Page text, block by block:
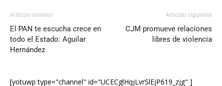
Artículo anterior
El PAN te escucha crece en
todo el Estado: Aguilar
Hernández
Artículo siguiente
CJM promueve relaciones
libres de violencia
[yotuwp type="channel" id="UCECglHqjLvrSlEjP619_zjg" ]